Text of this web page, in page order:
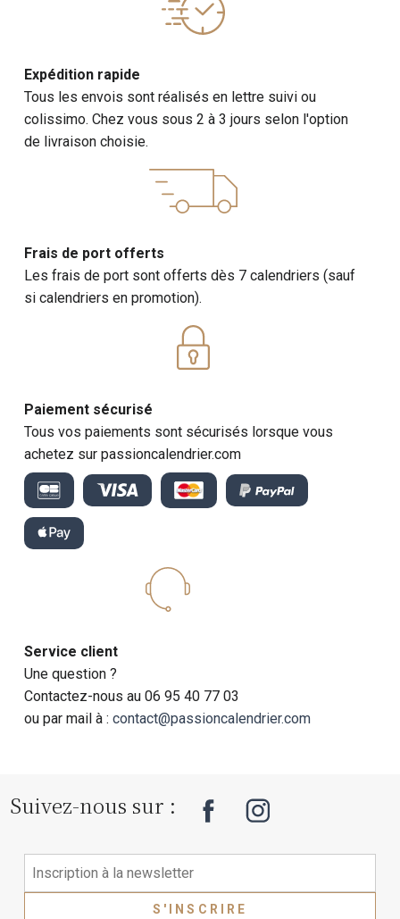
Expédition rapide
Tous les envois sont réalisés en lettre suivi ou
colissimo. Chez vous sous 2 à 3 jours selon l'option
de livraison choisie.
Frais de port offerts
Les frais de port sont offerts dès 7 calendriers (sauf
si calendriers en promotion).
Paiement sécurisé
Tous vos paiements sont sécurisés lorsque vous
achetez sur passioncalendrier.com
Service client
Une question ?
Contactez-nous au 06 95 40 77 03
ou par mail à :contact@passioncalendrier.com
Suivez-nous sur :
S'INSCRIRE